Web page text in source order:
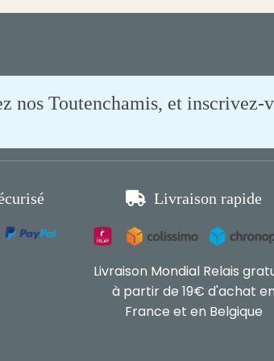
nos Toutenchamis, et inscrivez-
 Livraison rapide
Livraison Mondial Relais
à partir de 19€ d'achat en
France et en Belgique